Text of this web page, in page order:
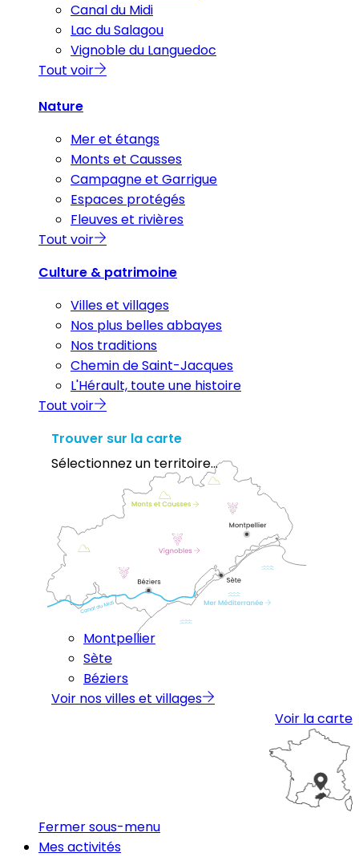
Canal du Midi
Lac du Salagou
Vignoble du Languedoc
Tout voir
Nature
Mer et étangs
Monts et Causses
Campagne et Garrigue
Espaces protégés
Fleuves et rivières
Tout voir
Culture & patrimoine
Villes et villages
Nos plus belles abbayes
Nos traditions
Chemin de Saint-Jacques
L'Hérault, toute une histoire
Tout voir
Trouver sur la carte
Sélectionnez un territoire...
Montpellier
Sète
Béziers
Voir nos villes et villages
Voir la carte
Fermer sous-menu
Mes activités